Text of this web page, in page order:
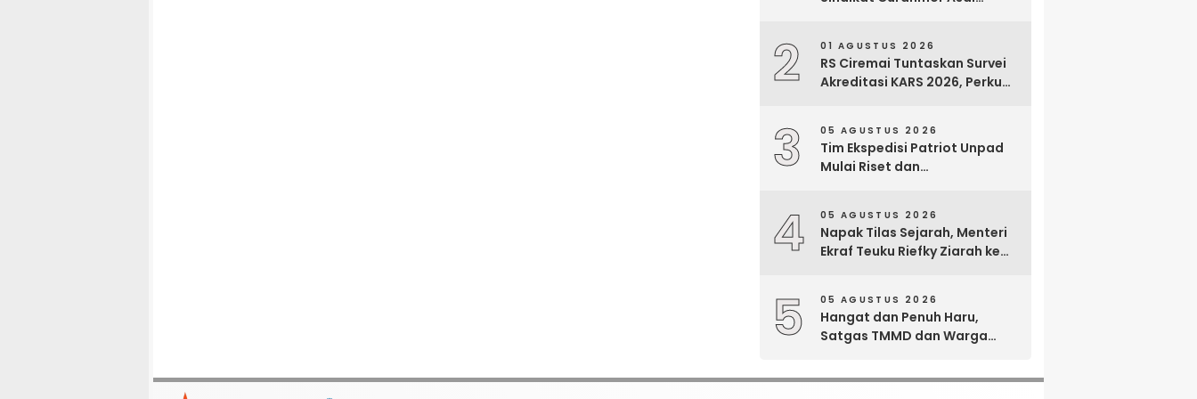
2 01 AGUSTUS 2026
RS Ciremai Tuntaskan Survei
Akreditasi KARS 2026, Perkuat
3 05 AGUSTUS 2026
Tim Ekspedisi Patriot Unpad
Mulai Riset dan
Tomage, Fakfak
4 05 AGUSTUS 2026
Napak Tilas Sejarah, Menteri
Ekraf Teuku Riefky Ziarah ke
5 05 AGUSTUS 2026
Hangat dan Penuh Haru,
Satgas TMMD dan Warga